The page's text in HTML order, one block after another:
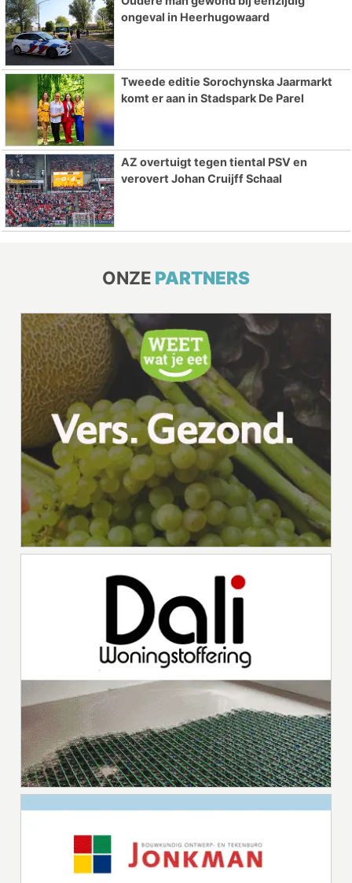
ongeval in Heerhugowaard
Tweede editie Sorochynska Jaarmarkt
komt er aan in Stadspark De Parel
AZ overtuigt tegen tiental PSV en
verovert Johan Cruijff Schaal
ONZE PARTNERS